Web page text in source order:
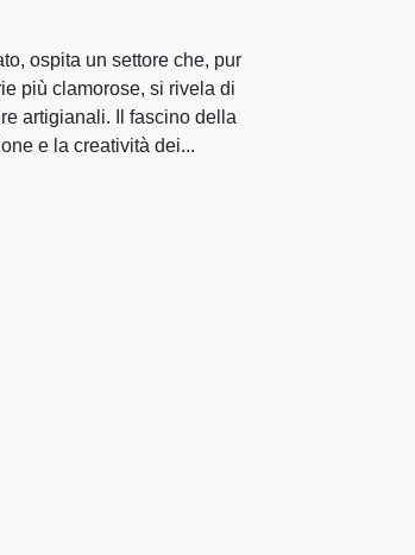
ospita un settore che, pur
più clamorose, si rivela di
artigianali. Il fascino della
e la creatività dei...